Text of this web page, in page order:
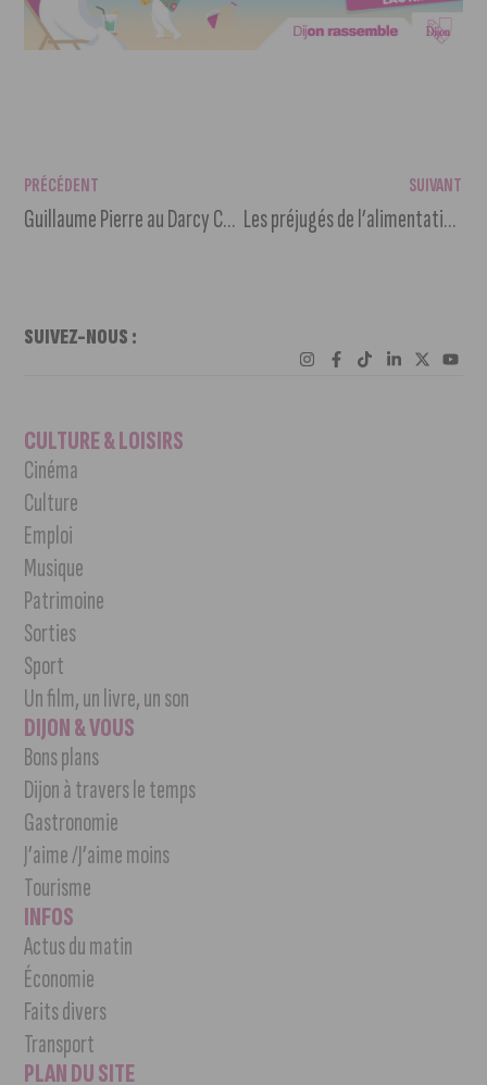
PRÉCÉDENT
Guillaume Pierre au Darcy Comédie samedi 9 juillet 2022
SUIVANT
Les préjugés de l’alimentation végétale
SUIVEZ-NOUS :
CULTURE & LOISIRS
Cinéma
Culture
Emploi
Musique
Patrimoine
Sorties
Sport
Un film, un livre, un son
DIJON & VOUS
Bons plans
Dijon à travers le temps
Gastronomie
J’aime /J’aime moins
Tourisme
INFOS
Actus du matin
Économie
Faits divers
Transport
PLAN DU SITE